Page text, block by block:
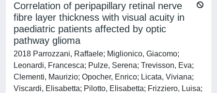
Correlation of peripapillary retinal nerve
fibre layer thickness with visual acuity in
paediatric patients affected by optic
pathway glioma
2018 Parrozzani, Raffaele; Miglionico, Giacomo;
Leonardi, Francesca; Pulze, Serena; Trevisson, Eva;
Clementi, Maurizio; Opocher, Enrico; Licata, Viviana;
Viscardi, Elisabetta; Pilotto, Elisabetta; Frizziero, Luisa;